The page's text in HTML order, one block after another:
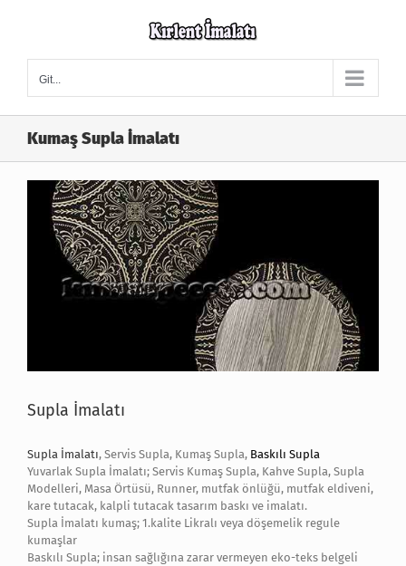
Git...
Kumaş Supla İmalatı
Supla İmalatı
Supla İmalatı, Servis Supla, Kumaş Supla, Baskılı Supla
Yuvarlak Supla İmalatı; Servis Kumaş Supla, Kahve Supla, Supla
Modelleri, Masa Örtüsü, Runner, mutfak önlüğü, mutfak eldiveni,
kare tutacak, kalpli tutacak tasarım baskı ve imalatı.
Supla İmalatı kumaş; 1.kalite Likralı veya döşemelik regule
kumaşlar
Baskılı Supla; insan sağlığına zarar vermeyen eko-teks belgeli